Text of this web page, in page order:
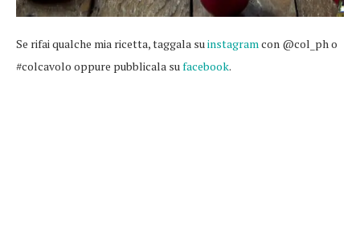
Se rifai qualche mia ricetta, taggala su instagram con @col_ph o
#colcavolo oppure pubblicala su facebook.